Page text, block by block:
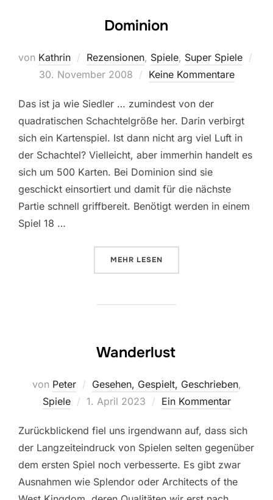
Dominion
von Kathrin Rezensionen, Spiele, Super Spiele
Veröffentlicht
30. November 2008 Keine Kommentare
Das ist ja wie Siedler … zumindest von der
quadratischen Schachtelgröße her. Darin verbirgt
sich ein Kartenspiel. Ist dann nicht arg viel Luft in
der Schachtel? Vielleicht, aber immerhin handelt es
sich um 500 Karten. Bei Dominion sind sie
geschickt einsortiert und damit für die nächste
Partie schnell griffbereit. Benötigt werden in einem
Spiel 18 …
MEHR ÜBER „DOMINION“
LESEN
Wanderlust
von Peter Gesehen, Gespielt, Geschrieben,
Spiele
Veröffentlicht
1. April 2023 Ein Kommentar
Zurückblickend fiel uns irgendwann auf, dass sich
der Langzeiteindruck von Spielen selten gegenüber
dem ersten Spiel noch verbesserte. Es gibt zwar
Ausnahmen wie Splendor oder Architects of the